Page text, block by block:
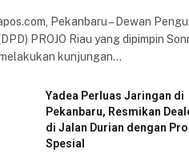
Pekanbaru – Dewan
PROJO Riau yang dipimpin
kunjungan…
Yadea Perluas Jaringan di
Pekanbaru, Resmikan
di Jalan Durian dengan
Spesial